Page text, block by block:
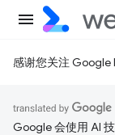
感谢您关注 Google
Google 会使用 AI